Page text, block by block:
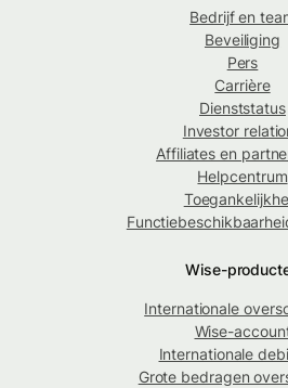
Bedrijf en
Beveiliging
Pers
Carrière
Dienststatus
Investor
Affiliates en
Helpcentrum
Wise-
Internationale
Wise-
Internationale
Grote bedragen